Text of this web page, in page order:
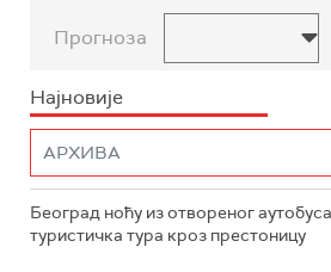
Прогноза
Најновије
Београд ноћу из отвореног
туристичка тура кроз престоницу